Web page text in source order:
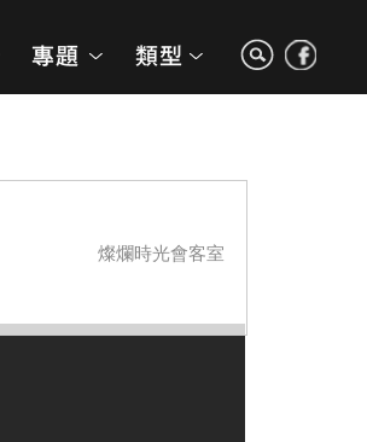
燦爛時光會客室